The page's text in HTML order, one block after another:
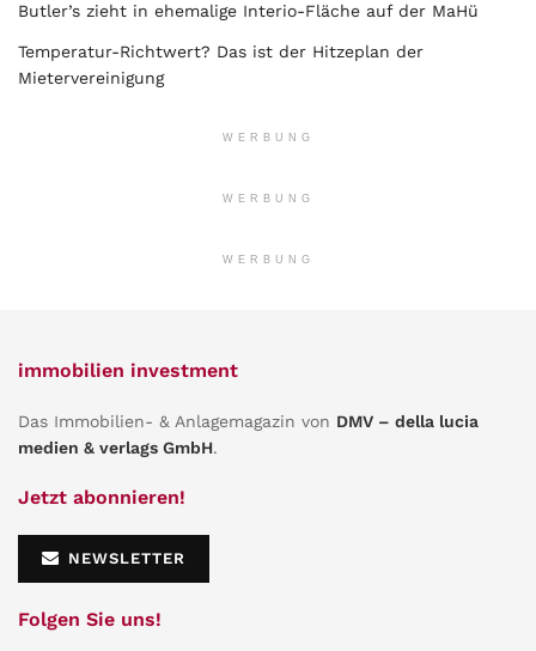
Butler’s zieht in ehemalige Interio-Fläche auf der MaHü
Temperatur-Richtwert? Das ist der Hitzeplan der
Mietervereinigung
WERBUNG
WERBUNG
WERBUNG
immobilien investment
Das Immobilien- & Anlagemagazin von DMV – della lucia
medien & verlags GmbH.
Jetzt abonnieren!
NEWSLETTER
Folgen Sie uns!